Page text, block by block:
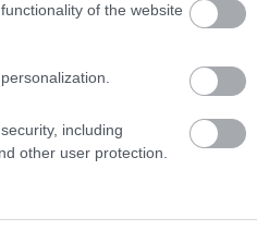
of the website
including
other user protection.